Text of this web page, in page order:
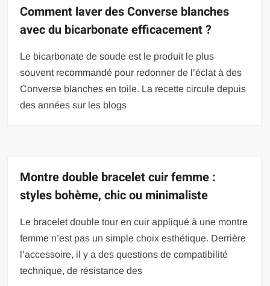
Comment laver des Converse blanches
avec du bicarbonate efficacement ?
Le bicarbonate de soude est le produit le plus
souvent recommandé pour redonner de l’éclat à des
Converse blanches en toile. La recette circule depuis
des années sur les blogs
Montre double bracelet cuir femme :
styles bohème, chic ou minimaliste
Le bracelet double tour en cuir appliqué à une montre
femme n’est pas un simple choix esthétique. Derrière
l’accessoire, il y a des questions de compatibilité
technique, de résistance des